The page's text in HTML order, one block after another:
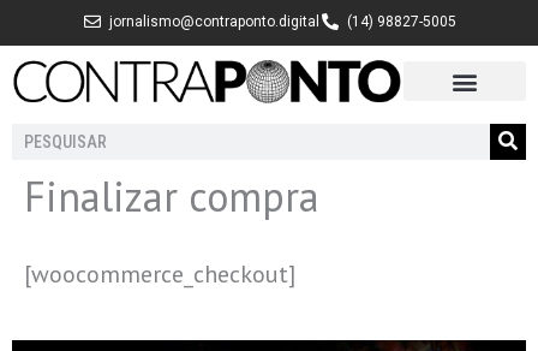
para
jornalismo@contraponto.digital (14) 98827-5005
Pesquisar
Finalizar compra
[woocommerce_checkout]